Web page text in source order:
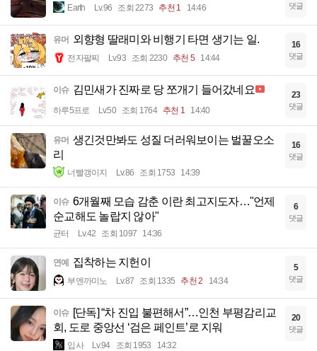
Earth Lv.96 조회 2273 추천 1 14:46 댓글
유머 외향형 딸래미와 비행기 타면 생기는 일.
전자팔찌 Lv.93 조회 2230 추천 5 14:44
16
댓글
이슈 김민새가 진짜로 당 쪼개기 들어갔네요
하루5프로 Lv.50 조회 1764 추천 1 14:40
23
댓글
유머 생긴것만봐도 성질 더러워보이는 벌꿀오소
리
너빨갱이지 Lv.86 조회 1753 14:39
16
댓글
이슈 6개월째 모습 감춘 이란 최고지도자…"언제
순교해도 놀랍지 않아"
균터 Lv.42 조회 1097 14:36
6
댓글
연예 집착하는 지헌이
부엔까미노 Lv.87 조회 1335 추천 2 14:34
5
댓글
이슈 [단독] “차 진입 불편해서”…인천 부평감리교
회, 도로 중앙선 ‘검은 페인트’로 지워
입사 Lv.94 조회 1953 14:32
20
댓글